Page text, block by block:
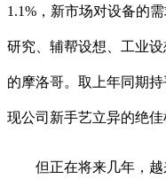
1.1%，新市场对设备的
研究、辅帮设想、工业
的摩洛哥。取上年同期
现公司新手艺立异的绝佳
但正在将来几年，越